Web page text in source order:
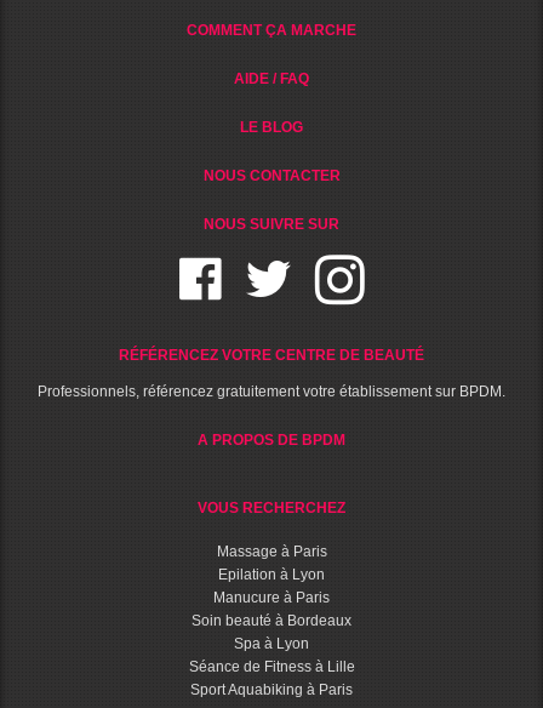
COMMENT ÇA MARCHE
AIDE / FAQ
LE BLOG
NOUS CONTACTER
NOUS SUIVRE SUR
RÉFÉRENCEZ VOTRE CENTRE DE BEAUTÉ
Professionnels, référencez gratuitement votre établissement sur BPDM.
A PROPOS DE BPDM
VOUS RECHERCHEZ
Massage à Paris
Epilation à Lyon
Manucure à Paris
Soin beauté à Bordeaux
Spa à Lyon
Séance de Fitness à Lille
Sport Aquabiking à Paris